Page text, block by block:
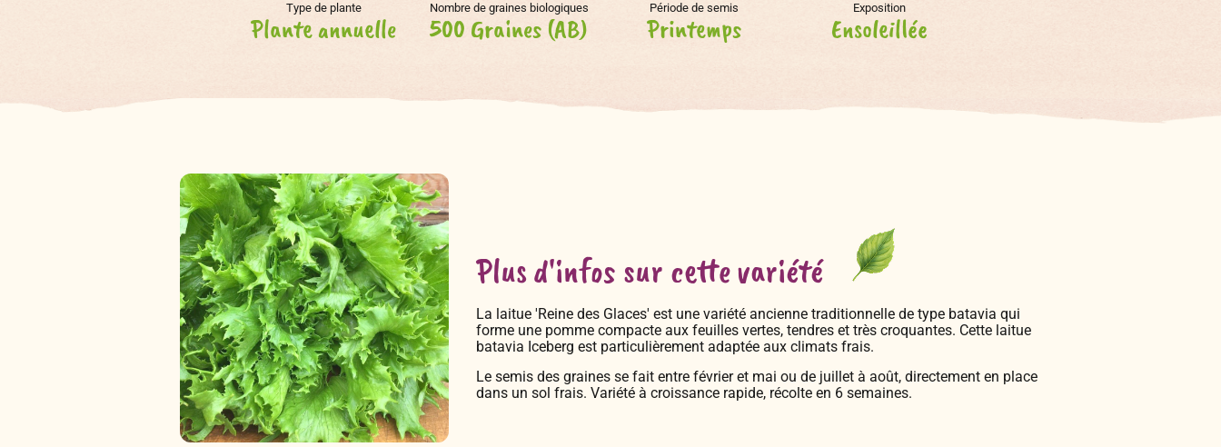
Type de plante
Plante annuelle
Nombre de graines biologiques
500 Graines (AB)
Période de semis
Printemps
Exposition
Ensoleillée
Plus d'infos sur cette variété
La laitue 'Reine des Glaces' est une variété ancienne traditionnelle de type batavia qui
forme une pomme compacte aux feuilles vertes, tendres et très croquantes. Cette laitue
batavia Iceberg est particulièrement adaptée aux climats frais.
Le semis des graines se fait entre février et mai ou de juillet à août, directement en place
dans un sol frais. Variété à croissance rapide, récolte en 6 semaines.